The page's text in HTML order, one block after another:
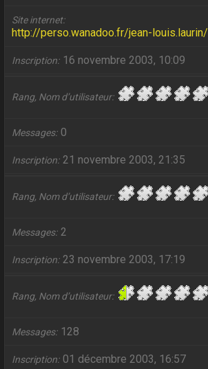
Site internet
http://perso.wanadoo.fr/jean-louis.laurin/
Inscription 16 novembre 2003, 10:09
Rang, Nom d’utilisateur
Messages 0
Inscription 21 novembre 2003, 21:35
Rang, Nom d’utilisateur
Messages 2
Inscription 23 novembre 2003, 17:19
Rang, Nom d’utilisateur
Messages 128
Inscription 01 décembre 2003, 16:57